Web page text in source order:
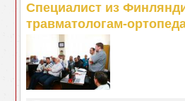
Специалист из
травматологам-